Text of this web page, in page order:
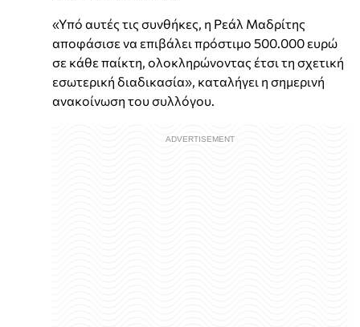
«Υπό αυτές τις συνθήκες, η Ρεάλ Μαδρίτης
αποφάσισε να επιβάλει πρόστιμο 500.000 ευρώ
σε κάθε παίκτη, ολοκληρώνοντας έτσι τη σχετική
εσωτερική διαδικασία», καταλήγει η σημερινή
ανακοίνωση του συλλόγου.